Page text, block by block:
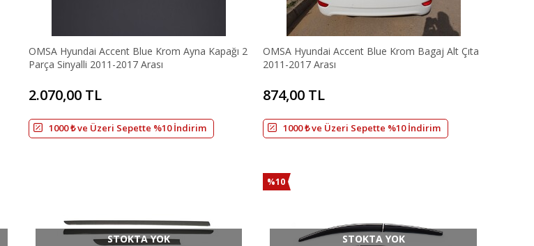
OMSA Hyundai Accent Blue Krom Ayna Kapağı 2
Parça Sinyalli 2011-2017 Arası
2.070,00 TL
1000 ₺ ve Üzeri Sepette %10 İndirim
OMSA Hyundai Accent Blue Krom Bagaj Alt Çıta
2011-2017 Arası
874,00 TL
1000 ₺ ve Üzeri Sepette %10 İndirim
STOKTA YOK
%10
STOKTA YOK